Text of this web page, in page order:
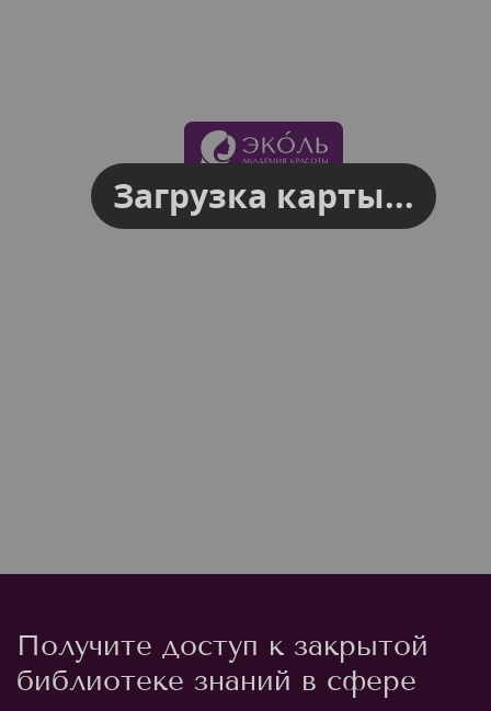
Загрузка карты...
Получите доступ к закрытой
библиотеке знаний в сфере